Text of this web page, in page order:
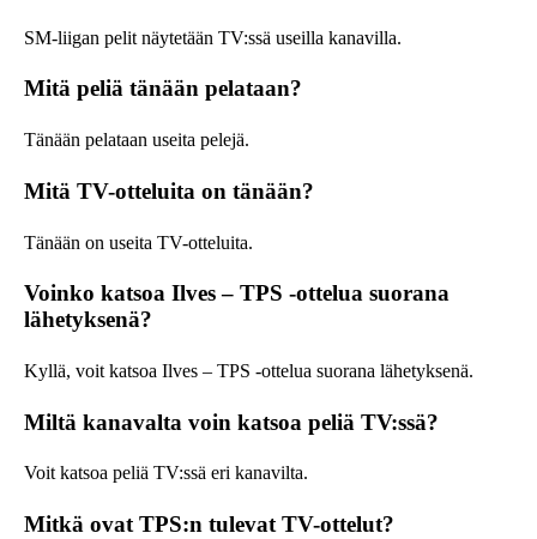
SM-liigan pelit näytetään TV:ssä useilla kanavilla.
Mitä peliä tänään pelataan?
Tänään pelataan useita pelejä.
Mitä TV-otteluita on tänään?
Tänään on useita TV-otteluita.
Voinko katsoa Ilves – TPS -ottelua suorana
lähetyksenä?
Kyllä, voit katsoa Ilves – TPS -ottelua suorana lähetyksenä.
Miltä kanavalta voin katsoa peliä TV:ssä?
Voit katsoa peliä TV:ssä eri kanavilta.
Mitkä ovat TPS:n tulevat TV-ottelut?